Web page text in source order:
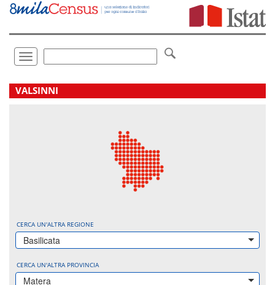
Vai
direttamente
Toggle
navigation
.
VALSINNI
CERCA UN'ALTRA REGIONE
Basilicata
CERCA UN'ALTRA PROVINCIA
Matera